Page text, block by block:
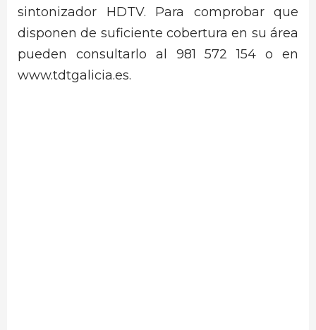
sintonizador HDTV. Para comprobar que
disponen de suficiente cobertura en su área
pueden consultarlo al 981 572 154 o en
www.tdtgalicia.es.